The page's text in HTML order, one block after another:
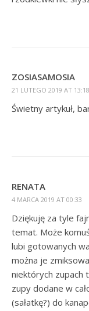
ZOSIASAMOSIA
21 LUTEGO 2019 AT 13:18
Świetny artykuł,
RENATA
4 MARCA 2019 AT 00:33
Dziękuję za tyle
temat. Może
lubi gotowanych
można je
niektórych zupach
zupy dodane w
(sałatkę?) do